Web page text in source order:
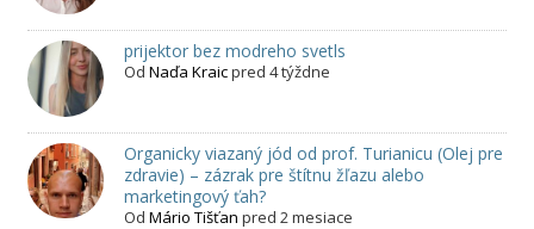
prijektor bez modreho svetls
Od Naďa Kraicpred 4 týždne
Organicky viazaný jód od prof. Turianicu (Olej pre
zdravie) – zázrak pre štítnu žľazu alebo
marketingový ťah?
Od Mário Tišťan pred 2 mesiace